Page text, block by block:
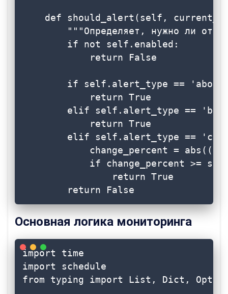
def should_alert(self,
"""Определяет, нужно ли
        if not self.enabled:
            return False
if self.alert_type ==
            return True
elif self.alert_type ==
            return True
elif self.alert_type ==
change_percent =
if change_percent >=
                return True
        return False
Основная логика мониторинга
import time
import schedule
from typing import List, Dict,